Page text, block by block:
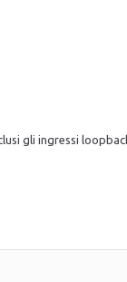
gli ingressi